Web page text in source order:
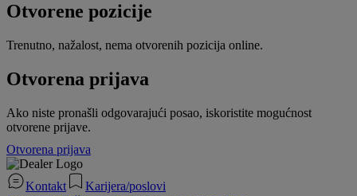
Otvorene pozicije
Trenutno, nažalost, nema otvorenih pozicija online.
Otvorena prijava
Ako niste pronašli odgovarajući posao, iskoristite mogućnost
otvorene prijave.
Otvorena prijava
Kontakt
Karijera/poslovi